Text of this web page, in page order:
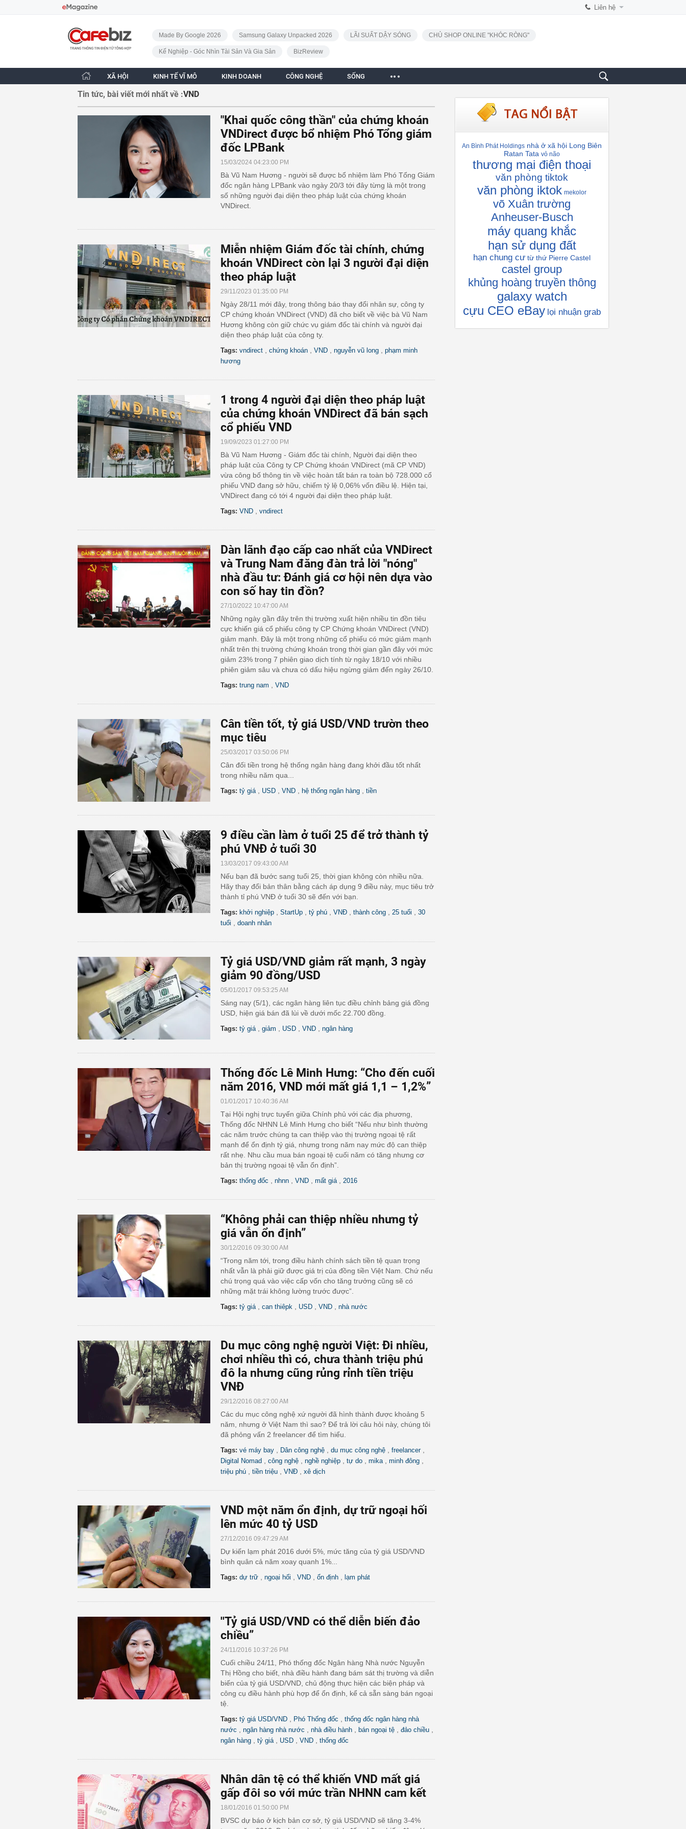
Liên hệ
CafeBiz - Trang chủ
Made By Google 2026
Samsung Galaxy Unpacked 2026 LÃI SUẤT DẬY SÓNG CHỦ SHOP ONLINE "KHÓC RÒNG"
Kế Nghiệp - Góc Nhìn Tài Sản Và Gia Sản BizReview
XÃ HỘI KINH TẾ VĨ MÔ KINH DOANH CÔNG NGHỆ SỐNG
Tin tức, bài viết mới nhất về :VND
"Khai quốc công thần" của chứng khoán
VNDirect được bổ nhiệm Phó Tổng giám
đốc LPBank
15/03/2024 04:23:00 PM
Bà Vũ Nam Hương - người sẽ được bổ nhiệm làm Phó Tổng Giám
đốc ngân hàng LPBank vào ngày 20/3 tới đây từng là một trong
số những người đại diện theo pháp luật của chứng khoán
VNDirect.
Miễn nhiệm Giám đốc tài chính, chứng
khoán VNDirect còn lại 3 người đại diện
theo pháp luật
29/11/2023 01:35:00 PM
Ngày 28/11 mới đây, trong thông báo thay đổi nhân sự, công ty
CP chứng khoán VNDirect (VND) đã cho biết về việc bà Vũ Nam
Hương không còn giữ chức vụ giám đốc tài chính và người đại
diện theo pháp luật của công ty.
Tags: vndirect chứng khoán VND nguyễn vũ long
phạm minh
hương
1 trong 4 người đại diện theo pháp luật
của chứng khoán VNDirect đã bán sạch
cổ phiếu VND
19/09/2023 01:27:00 PM
Bà Vũ Nam Hương - Giám đốc tài chính, Người đại diện theo
pháp luật của Công ty CP Chứng khoán VNDirect (mã CP VND)
vừa công bố thông tin về việc hoàn tất bán ra toàn bộ 728.000 cổ
phiếu VND đang sở hữu, chiếm tỷ lệ 0,06% vốn điều lệ. Hiện tại,
VNDirect đang có tới 4 người đại diện theo pháp luật.
Tags: VND vndirect
Dàn lãnh đạo cấp cao nhất của VNDirect
và Trung Nam đăng đàn trả lời "nóng"
nhà đầu tư: Đánh giá cơ hội nên dựa vào
con số hay tin đồn?
27/10/2022 10:47:00 AM
Những ngày gần đây trên thị trường xuất hiện nhiều tin đồn tiêu
cực khiến giá cổ phiếu công ty CP Chứng khoán VNDirect (VND)
giảm mạnh. Đây là một trong những cổ phiếu có mức giảm mạnh
nhất trên thị trường chứng khoán trong thời gian gần đây với mức
giảm 23% trong 7 phiên giao dịch tính từ ngày 18/10 với nhiều
phiên giảm sâu và chưa có dấu hiệu ngừng giảm đến ngày 26/10.
Tags: trung nam VND
Cân tiền tốt, tỷ giá USD/VND trườn theo
mục tiêu
25/03/2017 03:50:06 PM
Cân đối tiền trong hệ thống ngân hàng đang khởi đầu tốt nhất
trong nhiều năm qua...
Tags: tỷ giá USD VND hệ thống ngân hàng tiền
9 điều cần làm ở tuổi 25 để trở thành tỷ
phú VNĐ ở tuổi 30
13/03/2017 09:43:00 AM
Nếu bạn đã bước sang tuổi 25, thời gian không còn nhiều nữa.
Hãy thay đổi bản thân bằng cách áp dụng 9 điều này, mục tiêu trở
thành tỉ phú VNĐ ở tuổi 30 sẽ đến với bạn.
Tags: khởi nghiệp StartUp tỷ phú VNĐ thành công 25 tuổi
30
tuổi
doanh nhân
Tỷ giá USD/VND giảm rất mạnh, 3 ngày
giảm 90 đồng/USD
05/01/2017 09:53:25 AM
Sáng nay (5/1), các ngân hàng liên tục điều chỉnh bảng giá đồng
USD, hiện giá bán đã lùi về dưới mốc 22.700 đồng.
Tags: tỷ giá giảm USD VND ngân hàng
Thống đốc Lê Minh Hưng: “Cho đến cuối
năm 2016, VND mới mất giá 1,1 – 1,2%”
01/01/2017 10:40:36 AM
Tại Hội nghị trực tuyến giữa Chính phủ với các địa phương,
Thống đốc NHNN Lê Minh Hưng cho biết “Nếu như bình thường
các năm trước chúng ta can thiệp vào thị trường ngoại tệ rất
mạnh để ổn định tỷ giá, nhưng trong năm nay mức độ can thiệp
rất nhẹ. Nhu cầu mua bán ngoại tệ cuối năm có tăng nhưng cơ
bản thị trường ngoại tệ vẫn ổn định”.
Tags: thống đốc nhnn VND mất giá 2016
“Không phải can thiệp nhiều nhưng tỷ
giá vẫn ổn định”
30/12/2016 09:30:00 AM
“Trong năm tới, trong điều hành chính sách tiền tệ quan trọng
nhất vẫn là phải giữ được giá trị của đồng tiền Việt Nam. Chứ nếu
chú trọng quá vào việc cấp vốn cho tăng trưởng cũng sẽ có
những mặt trái không lường trước được”.
Tags: tỷ giá can thiêpk USD VND nhà nước
Du mục công nghệ người Việt: Đi nhiều,
chơi nhiều thì có, chưa thành triệu phú
đô la nhưng cũng rủng rỉnh tiền triệu
VNĐ
29/12/2016 08:27:00 AM
Các du mục công nghệ xứ người đã hình thành được khoảng 5
năm, nhưng ở Việt Nam thì sao? Để trả lời câu hỏi này, chúng tôi
đã phỏng vấn 2 freelancer để tìm hiểu.
Tags: vé máy bay Dân công nghệ du mục công nghệ freelancer,
Digital Nomad công nghệ nghề nghiệp tự do mika minh đông
triệu phú tiền triệu VNĐ xê dịch
VND một năm ổn định, dự trữ ngoại hối
lên mức 40 tỷ USD
27/12/2016 09:47:29 AM
Dự kiến lạm phát 2016 dưới 5%, mức tăng của tỷ giá USD/VND
bình quân cả năm xoay quanh 1%...
Tags: dự trữ ngoại hối VND ổn định lạm phát
''Tỷ giá USD/VND có thể diễn biến đảo
chiều”
24/11/2016 10:37:26 PM
Cuối chiều 24/11, Phó thống đốc Ngân hàng Nhà nước Nguyễn
Thị Hồng cho biết, nhà điều hành đang bám sát thị trường và diễn
biến của tỷ giá USD/VND, chủ động thực hiện các biện pháp và
công cụ điều hành phù hợp để ổn định, kể cả sẵn sàng bán ngoại
tệ.
Tags: tỷ giá USD/VND Phó Thống đốc
thống đốc ngân hàng nhà
nước
ngân hàng nhà nước nhà điều hành bán ngoại tệ đảo chiều
ngân hàng tỷ giá USD VND thống đốc
Nhân dân tệ có thể khiến VND mất giá
gấp đôi so với mức trần NHNN cam kết
18/01/2016 01:50:00 PM
BVSC dự báo ở kịch bản cơ sở, tỷ giá USD/VND sẽ tăng 3-4%
An Bình Phát Holdings nhà ở xã hội Long Biên
Ratan Tata vỏ não
thương mại điện thoại
văn phòng tiktok
văn phòng iktok mekolor
võ Xuân trường
Anheuser-Busch
máy quang khắc
hạn sử dụng đất
hạn chung cư từ thứ Pierre Castel
castel group
khủng hoàng truyền thông
galaxy watch
cựu CEO eBay lọi nhuận grab